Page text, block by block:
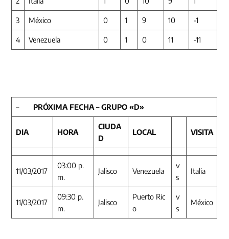
3 México 0 1 9 10 -1
4 Venezuela 0 1 0 11 -11
– PRÓXIMA FECHA – GRUPO «D»
DIA HORA
CIUDA
D
LOCAL VISITA
11/03/2017
03:00 p.
m.
Jalisco Venezuela
v
s
Italia
11/03/2017
09:30 p.
m.
Jalisco
Puerto Ric
o
v
s
México